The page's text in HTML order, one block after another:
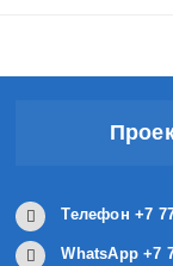
Телефон +7
WhatsApp +7